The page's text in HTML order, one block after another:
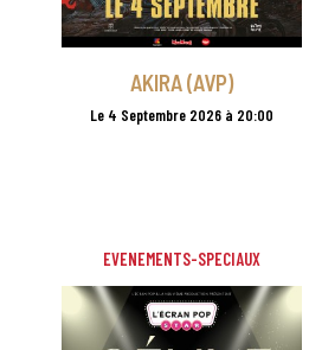
AKIRA (AVP)
Le 4 Septembre 2026 à 20:00
EVENEMENTS-SPECIAUX